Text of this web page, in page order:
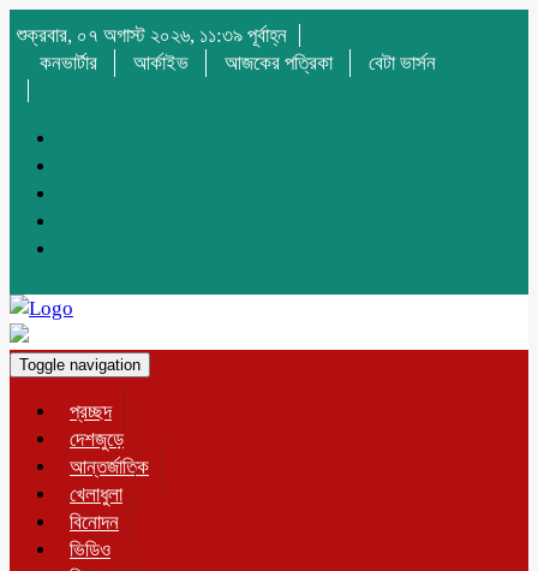
শুক্রবার, ০৭ অগাস্ট ২০২৬, ১১:৩৯ পূর্বাহ্ন
কনভার্টার
আর্কাইভ আজকের পত্রিকা বেটা ভার্সন
Toggle navigation
প্রচ্ছদ
দেশজুড়ে
আন্তর্জাতিক
খেলাধুলা
বিনোদন
ভিডিও